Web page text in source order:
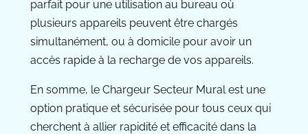
parfait pour une utilisation au bureau où
plusieurs appareils peuvent être chargés
simultanément, ou à domicile pour avoir un
accès rapide à la recharge de vos appareils.
En somme, le Chargeur Secteur Mural est une
option pratique et sécurisée pour tous ceux qui
cherchent à allier rapidité et efficacité dans la